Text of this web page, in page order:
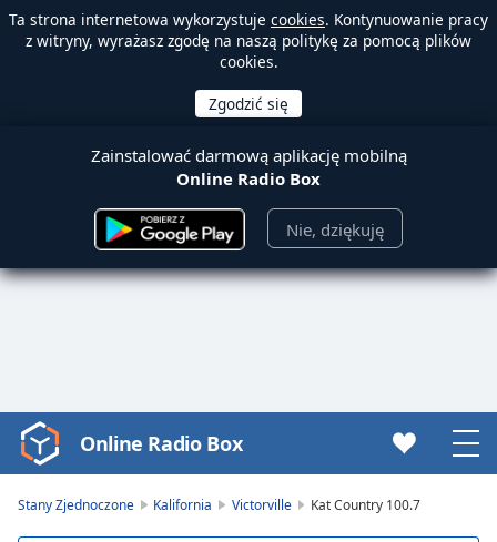
Ta strona internetowa wykorzystuje cookies. Kontynuowanie pracy
z witryny, wyrażasz zgodę na naszą politykę za pomocą plików
cookies.
Zainstalować darmową aplikację mobilną
Online Radio Box
Nie, dziękuję
Video
Player
Online Radio Box
Stany Zjednoczone Kalifornia Victorville Kat Country 100.7